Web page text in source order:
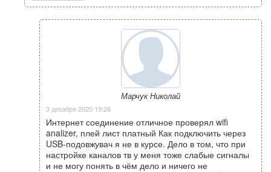
Марчук Николай
3 декабря 2020 19:26
Интернет соединение отличное проверял wifi
analizer, плей лист платный Как подключить через
USB-подовжувач я не в курсе. Дело в том, что при
настройке каналов тв у меня тоже слабые сигналы
и не могу понять в чём дело и ничего не